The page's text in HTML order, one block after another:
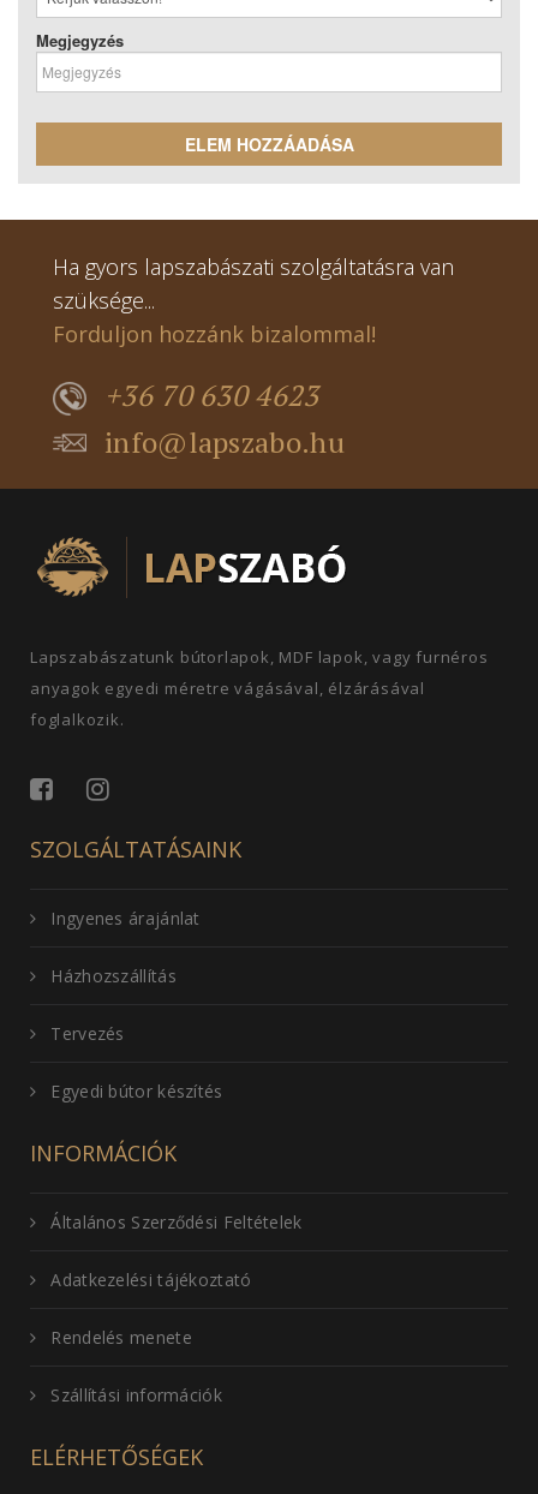
Megjegyzés
ELEM HOZZÁADÁSA
Ha gyors lapszabászati szolgáltatásra van
szüksége...
Forduljon hozzánk bizalommal!
+36 70 630 4623
info@lapszabo.hu
Lapszabászatunk bútorlapok, MDF lapok, vagy furnéros
anyagok egyedi méretre vágásával, élzárásával
foglalkozik.
SZOLGÁLTATÁSAINK
Ingyenes árajánlat
Házhozszállítás
Tervezés
Egyedi bútor készítés
INFORMÁCIÓK
Általános Szerződési Feltételek
Adatkezelési tájékoztató
Rendelés menete
Szállítási információk
ELÉRHETŐSÉGEK